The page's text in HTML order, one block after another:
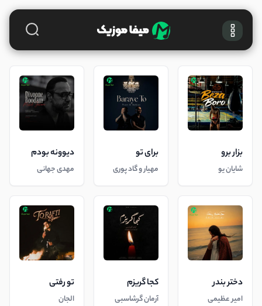
بزار برو
شایان یو
برای تو
مهیار و گاد پوری
دیوونه بودم
مهدی جهانی
دختر بندر
امیر عظیمی
کجا گریزم
آرمان گرشاسبی
تو رفتی
الجان